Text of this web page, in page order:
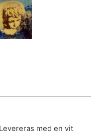
med en vit